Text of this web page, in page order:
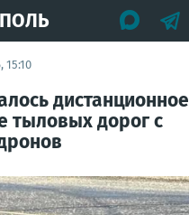
15:10
дистанционное
тыловых дорог с